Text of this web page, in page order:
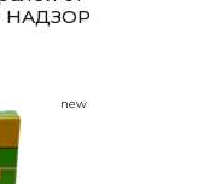
НАДЗОР
new